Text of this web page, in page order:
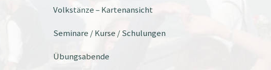
Volkstänze – Kartenansicht
Seminare / Kurse / Schulungen
Übungsabende